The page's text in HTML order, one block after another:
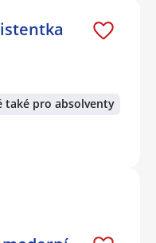
také pro absolventy